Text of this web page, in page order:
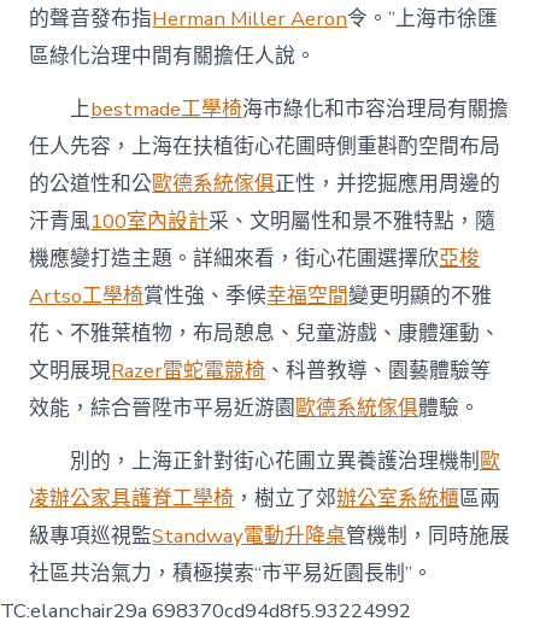
的聲音發布指Herman Miller Aeron令。”上海市徐匯
區綠化治理中間有關擔任人說。
上bestmade工學椅海市綠化和市容治理局有關擔
任人先容，上海在扶植街心花圃時側重斟酌空間布局
的公道性和公歐德系統傢俱正性，并挖掘應用周邊的
汗青風100室內設計采、文明屬性和景不雅特點，隨
機應變打造主題。詳細來看，街心花圃選擇欣亞梭
Artso工學椅賞性強、季候幸福空間變更明顯的不雅
花、不雅葉植物，布局憩息、兒童游戲、康體運動、
文明展現Razer雷蛇電競椅 、科普教導、園藝體驗等
效能，綜合晉陞市平易近游園歐德系統傢俱體驗。
別的，上海正針對街心花圃立異養護治理機制歐
凌辦公家具護脊工學椅 ，樹立了郊辦公室系統櫃區兩
級專項巡視監Standway電動升降桌管機制，同時施展
社區共治氣力，積極摸索“市平易近園長制”。
TC:elanchair29a 698370cd94d8f5.93224992